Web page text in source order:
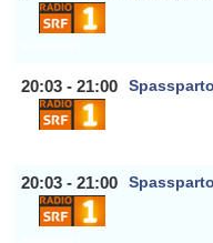
20:03 - 21:00
20:03 - 21:00